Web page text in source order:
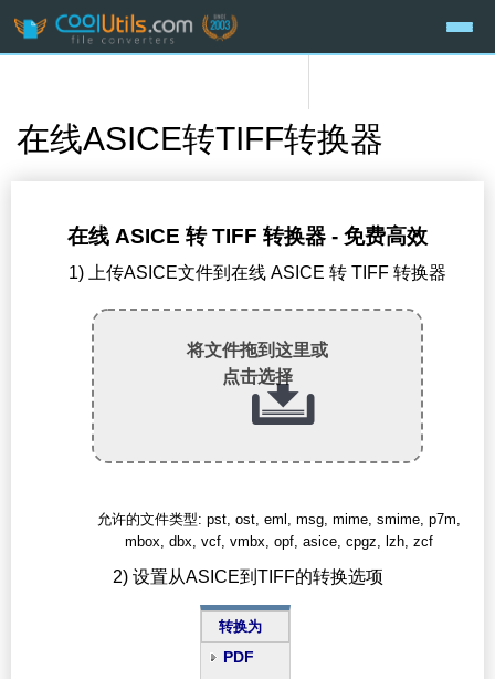
在线ASICE转TIFF转换器
在线 ASICE 转 TIFF 转换器 - 免费高效
1) 上传ASICE文件到在线 ASICE 转 TIFF 转换器
将文件拖到这里或
点击选择
允许的文件类型: pst, ost, eml, msg, mime, smime, p7m,
mbox, dbx, vcf, vmbx, opf, asice, cpgz, lzh, zcf
2) 设置从ASICE到TIFF的转换选项
转换为
PDF